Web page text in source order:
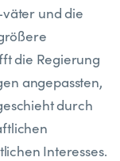
und die
die Regierung
angepassten,
durch
Interesses.